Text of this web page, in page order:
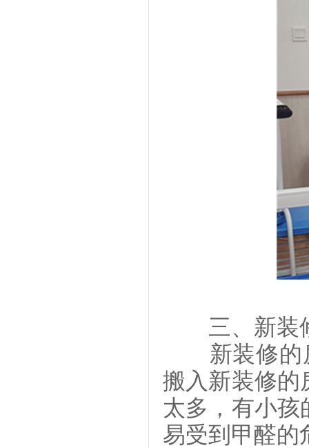
三、新装修
新装修的房
搬入新装修的
太多，有小
易受到甲醛的